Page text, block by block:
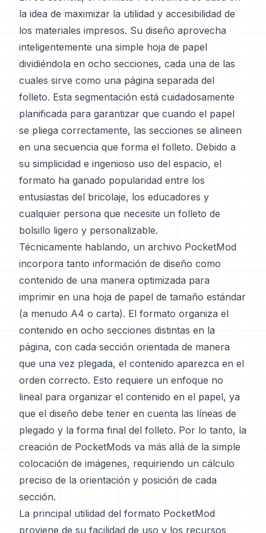
la idea de maximizar la utilidad y accesibilidad de
los materiales impresos. Su diseño aprovecha
inteligentemente una simple hoja de papel
dividiéndola en ocho secciones, cada una de las
cuales sirve como una página separada del
folleto. Esta segmentación está cuidadosamente
planificada para garantizar que cuando el papel
se pliega correctamente, las secciones se alineen
en una secuencia que forma el folleto. Debido a
su simplicidad e ingenioso uso del espacio, el
formato ha ganado popularidad entre los
entusiastas del bricolaje, los educadores y
cualquier persona que necesite un folleto de
bolsillo ligero y personalizable.
Técnicamente hablando, un archivo PocketMod
incorpora tanto información de diseño como
contenido de una manera optimizada para
imprimir en una hoja de papel de tamaño estándar
(a menudo A4 o carta). El formato organiza el
contenido en ocho secciones distintas en la
página, con cada sección orientada de manera
que una vez plegada, el contenido aparezca en el
orden correcto. Esto requiere un enfoque no
lineal para organizar el contenido en el papel, ya
que el diseño debe tener en cuenta las líneas de
plegado y la forma final del folleto. Por lo tanto, la
creación de PocketMods va más allá de la simple
colocación de imágenes, requiriendo un cálculo
preciso de la orientación y posición de cada
sección.
La principal utilidad del formato PocketMod
proviene de su facilidad de uso y los recursos